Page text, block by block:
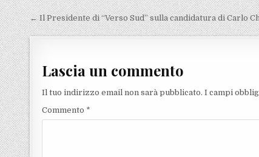
Navigazione articoli
← Il Presidente di “Verso Sud” sulla candidatura di Carlo
Lascia un commento
Il tuo indirizzo email non sarà pubblicato. I campi
Commento *